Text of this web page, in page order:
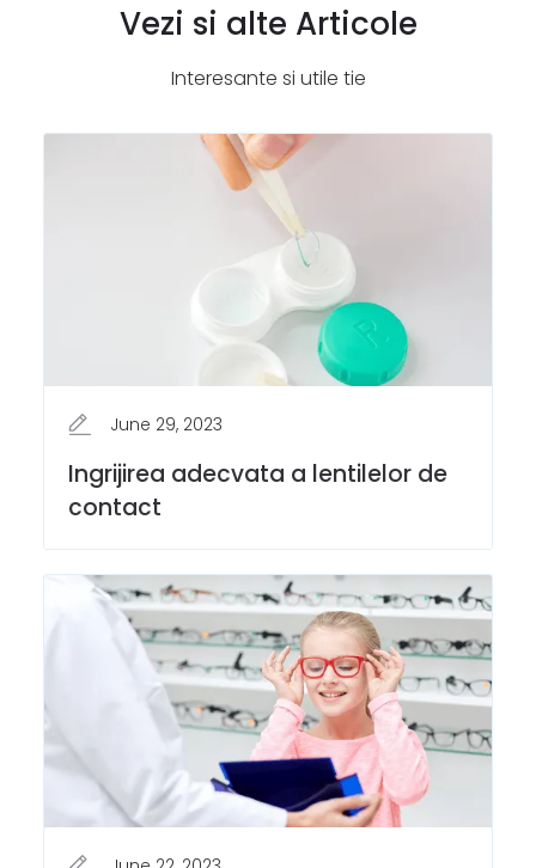
Vezi si alte Articole
Interesante si utile tie
June 29, 2023
Ingrijirea adecvata a lentilelor de
contact